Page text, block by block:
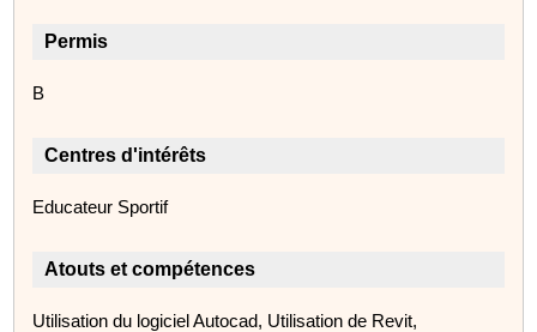
Permis
B
Centres d'intérêts
Educateur Sportif
Atouts et compétences
Utilisation du logiciel Autocad, Utilisation de Revit,